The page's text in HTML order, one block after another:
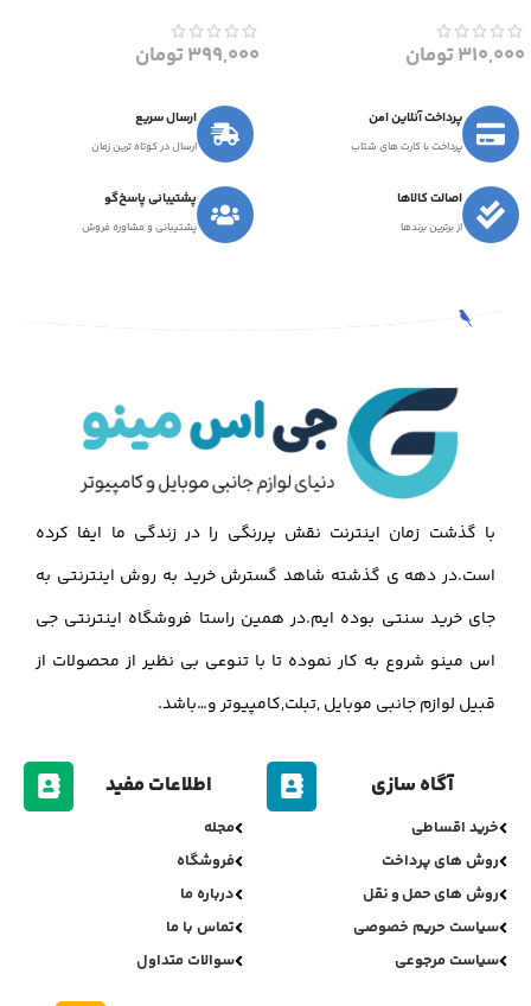
310,000تومان 399,000تومان
پرداخت آنلاین امن
پرداخت با کارت های شتاب
ارسال سریع
ارسال در کوتاه ترین زمان
اصالت کالاها
از برترین برندها
پشتیبانی پاسخ‌گو
پشتیبانی و مشاوره فروش
با گذشت زمان اینترنت نقش پررنگی را در زندگی ما ایفا کرده
است.در دهه ی گذشته شاهد گسترش خرید به روش اینترنتی به
جای خرید سنتی بوده ایم.در همین راستا فروشگاه اینترنتی جی
اس مینو شروع به کار نموده تا با تنوعی بی نظیر از محصولات از
قبیل لوازم جانبی موبایل ,تبلت,کامپیوتر و…باشد.
آگاه سازی
خرید اقساطی
روش های پرداخت
روش های حمل و نقل
سیاست حریم خصوصی
سیاست مرجوعی
اطلاعات مفید
مجله
فروشگاه
درباره ما
تماس با ما
سوالات متداول